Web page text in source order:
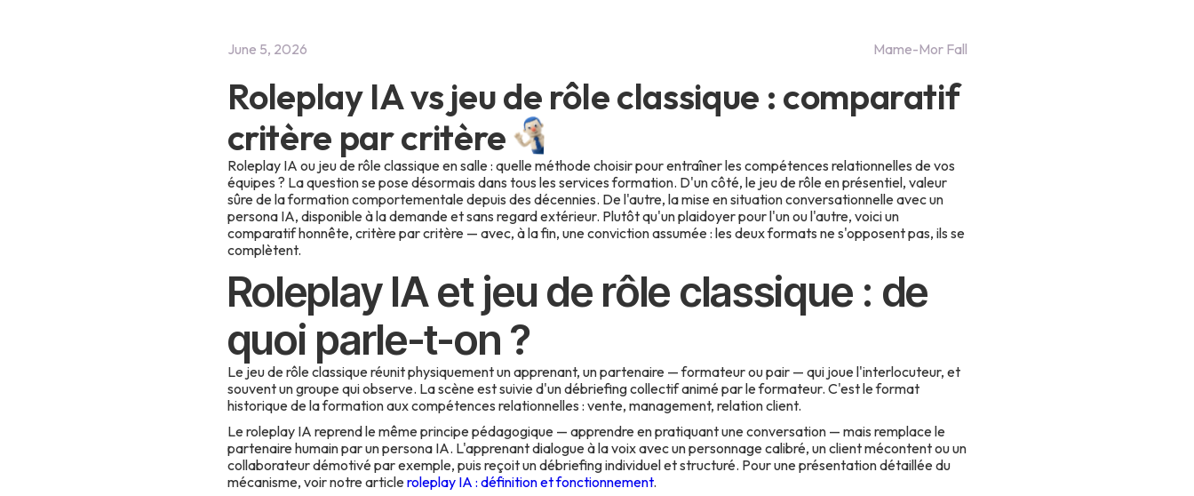
June 5, 2026 Mame-Mor Fall
Roleplay IA vs jeu de rôle classique : comparatif
critère par critère
Roleplay IA ou jeu de rôle classique en salle : quelle méthode choisir pour entraîner les compétences relationnelles de vos
équipes ? La question se pose désormais dans tous les services formation. D'un côté, le jeu de rôle en présentiel, valeur
sûre de la formation comportementale depuis des décennies. De l'autre, la mise en situation conversationnelle avec un
persona IA, disponible à la demande et sans regard extérieur. Plutôt qu'un plaidoyer pour l'un ou l'autre, voici un
comparatif honnête, critère par critère — avec, à la fin, une conviction assumée : les deux formats ne s'opposent pas, ils se
complètent.
Roleplay IA et jeu de rôle classique : de
quoi parle-t-on ?
Le jeu de rôle classique réunit physiquement un apprenant, un partenaire — formateur ou pair — qui joue l'interlocuteur, et
souvent un groupe qui observe. La scène est suivie d'un débriefing collectif animé par le formateur. C'est le format
historique de la formation aux compétences relationnelles : vente, management, relation client.
Le roleplay IA reprend le même principe pédagogique — apprendre en pratiquant une conversation — mais remplace le
partenaire humain par un persona IA. L'apprenant dialogue à la voix avec un personnage calibré, un client mécontent ou un
collaborateur démotivé par exemple, puis reçoit un débriefing individuel et structuré. Pour une présentation détaillée du
mécanisme, voir notre articleroleplay IA : définition et fonctionnement.